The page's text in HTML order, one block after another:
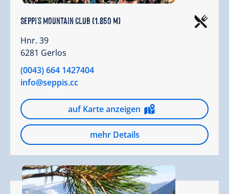
Seppi's Mountain Club (1.850 m)
Hnr. 39
6281 Gerlos
(0043) 664 1427404
info@seppis.cc
auf Karte anzeigen
mehr Details